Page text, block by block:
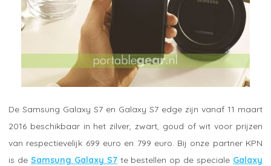
De Samsung Galaxy S7 en Galaxy S7 edge zijn vanaf 11 maart
2016 beschikbaar in het zilver, zwart, goud of wit voor prijzen
van respectievelijk 699 euro en 799 euro. Bij onze partner KPN
is de Samsung Galaxy S7te bestellen op de speciale Galaxy